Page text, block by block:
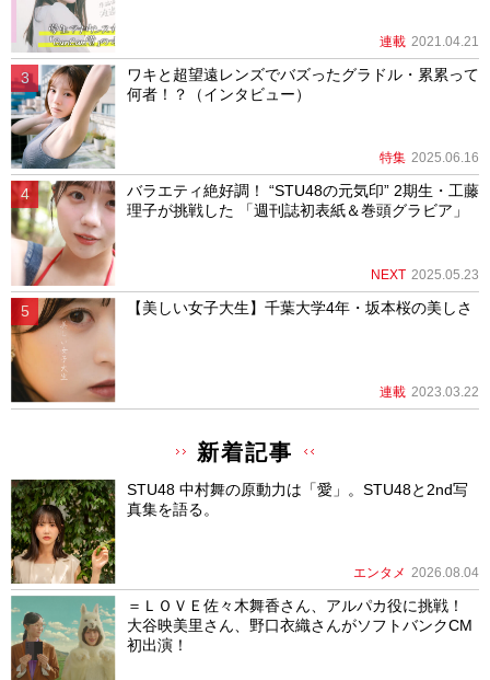
連載 2021.04.21
ワキと超望遠レンズでバズったグラドル・累累って
何者！？（インタビュー）
特集 2025.06.16
バラエティ絶好調！ “STU48の元気印” 2期生・工藤
理子が挑戦した 「週刊誌初表紙＆巻頭グラビア」
NEXT 2025.05.23
【美しい女子大生】千葉大学4年・坂本桜の美しさ
連載 2023.03.22
新着記事
STU48 中村舞の原動力は「愛」。STU48と2nd写
真集を語る。
エンタメ 2026.08.04
＝ＬＯＶＥ佐々木舞香さん、アルパカ役に挑戦！
大谷映美里さん、野口衣織さんがソフトバンクCM
初出演！